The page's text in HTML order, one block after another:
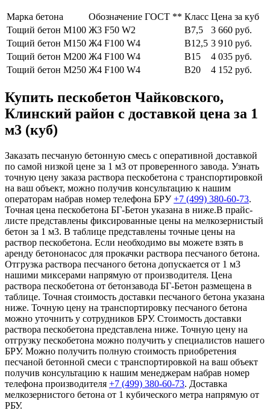
Марка бетона Обозначение ГОСТ ** Класс Цена за куб
Тощий бетон М100 Ж3 F50 W2 В7,5
3 660 руб.
Тощий бетон М150 Ж4 F100 W4 В12,5 3 910 руб.
Тощий бетон М200 Ж4 F100 W4 В15
4 035 руб.
Тощий бетон М250 Ж4 F100 W4 В20 4 152 руб.
Купить пескобетон Чайковского,
Клинский район с доставкой цена за 1
м3 (куб)
Заказать песчаную бетонную смесь с оперативной доставкой
по самой низкой цене за 1 м3 от проверенного завода. Узнать
точную цену заказа раствора пескобетона с транспортировкой
на ваш объект, можно получив консультацию к нашим
операторам набрав номер телефона БРУ+7 (499) 380-60-73.
Точная цена пескобетона БГ-Бетон указана в ниже.В прайс-
листе представлены фиксированные цены на мелкозернистый
бетон за 1 м3. В таблице представлены точные цены на
раствор пескобетона. Если необходимо вы можете взять в
аренду бетононасос для прокачки раствора песчаного бетона.
Отгрузка раствора песчаного бетона допускается от 1 м3
нашими миксерами напрямую от производителя. Цена
раствора пескобетона от бетонзавода БГ-Бетон размещена в
таблице. Точная стоимость доставки песчаного бетона указана
ниже. Точную цену на транспортировку песчаного бетона
можно уточнить у сотрудников БРУ. Стоимость доставки
раствора пескобетона представлена ниже. Точную цену на
отгрузку пескобетона можно получить у специалистов нашего
БРУ. Можно получить полную стоимость приобретения
песчаной бетонной смеси с транспортировкой на ваш объект
получив консультацию к нашим менеджерам набрав номер
телефона производителя +7 (499) 380-60-73. Доставка
мелкозернистого бетона от 1 кубического метра напрямую от
РБУ.